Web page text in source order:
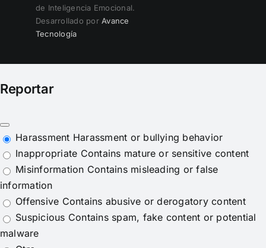
de Inteligencia Emocional.
Desarrollado porAvance
Tecnología
Reportar
Harassment Harassment or bullying behavior
Inappropriate Contains mature or sensitive content
Misinformation Contains misleading or false
information
Offensive Contains abusive or derogatory content
Suspicious Contains spam, fake content or potential
malware